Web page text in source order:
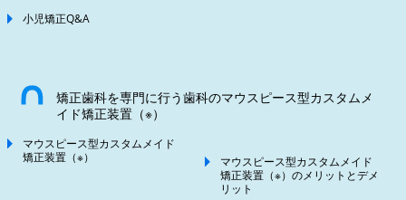
小児矯正Q&A
矯正歯科を専門に行う歯科のマウスピース型カスタムメ
イド矯正装置（※）
マウスピース型カスタムメイド
矯正装置（※）
マウスピース型カスタムメイド
矯正装置（※）のメリットとデメ
リット